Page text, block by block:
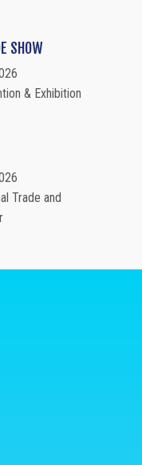
SHOW
& Exhibition
Trade and